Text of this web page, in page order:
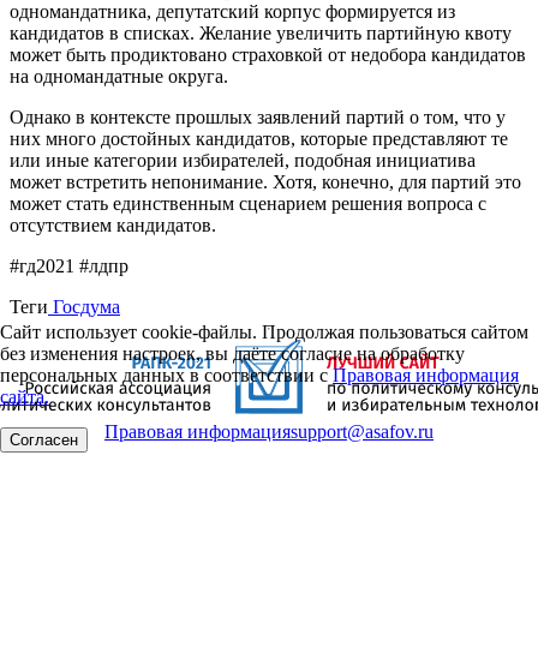
одномандатника, депутатский корпус формируется из
кандидатов в списках. Желание увеличить партийную квоту
может быть продиктовано страховкой от недобора кандидатов
на одномандатные округа.
Однако в контексте прошлых заявлений партий о том, что у
них много достойных кандидатов, которые представляют те
или иные категории избирателей, подобная инициатива
может встретить непонимание. Хотя, конечно, для партий это
может стать единственным сценарием решения вопроса с
отсутствием кандидатов.
#гд2021 #лдпр
Теги Госдума
Сайт использует cookie-файлы. Продолжая пользоваться сайтом
без изменения настроек, вы даёте согласие на обработку
персональных данных в соответствии сПравовая информация
сайта.
Согласен Правовая информацияsupport@asafov.ru